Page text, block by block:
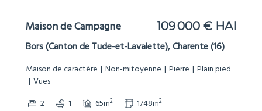
Maison de Campagne 109 000 € HAI
Bors (Canton de Tude-et-Lavalette), Charente (16)
Maison de caractère Non-mitoyenne Pierre
Plain pied
Vues
2
1 65m2 1748m2